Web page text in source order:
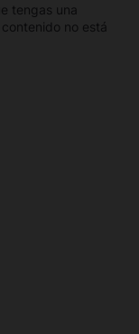
tengas una
no está